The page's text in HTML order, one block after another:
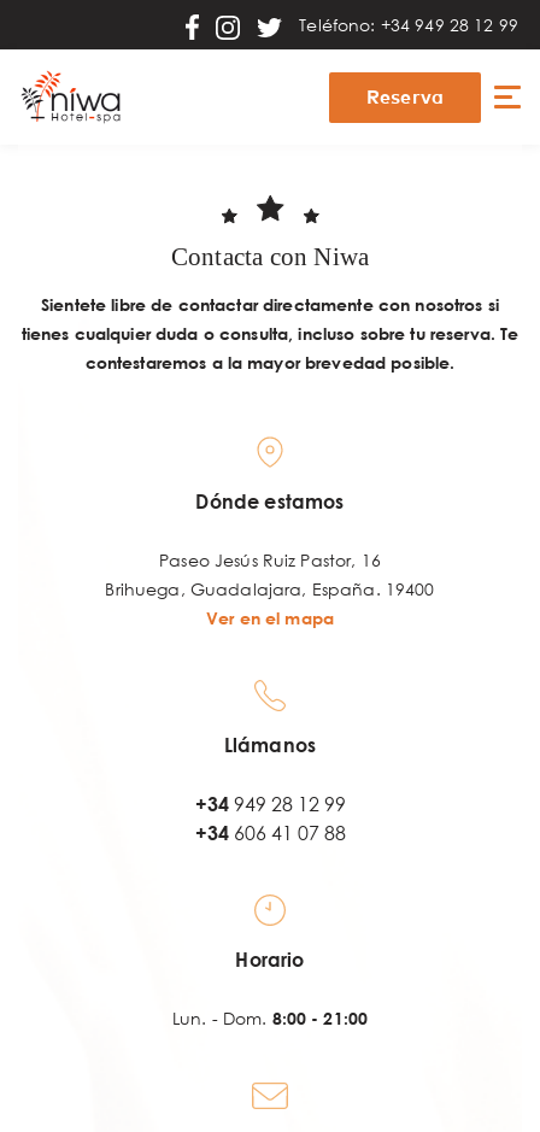
Teléfono: +34 949 28 12 99
Reserva
Contacta con Niwa
Sientete libre de contactar directamente con nosotros si
tienes cualquier duda o consulta,incluso sobre tu reserva. Te
contestaremos a la mayor brevedad posible.
Dónde estamos
Paseo Jesús Ruiz Pastor, 16
Brihuega, Guadalajara, España. 19400
Ver en el mapa
Llámanos
+34949 28 12 99
+34606 41 07 88
Horario
Lun. - Dom. 8:00 - 21:00